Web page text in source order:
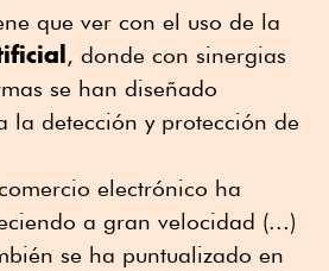
que ver con el uso de la
, donde con sinergias
se han diseñado
la detección y protección de
electrónico ha
a gran velocidad (...)
se ha puntualizado en